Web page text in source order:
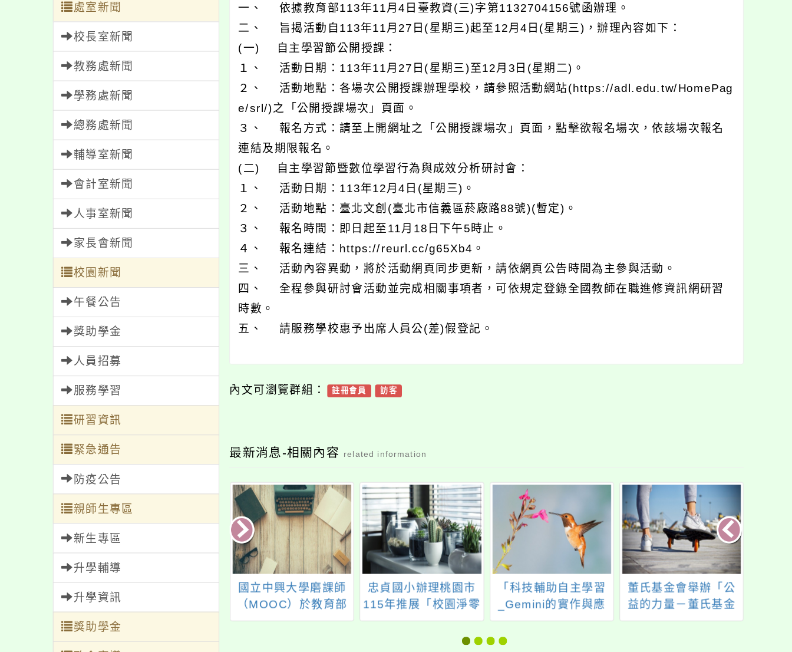
處室新聞
校長室新聞
教務處新聞
學務處新聞
總務處新聞
輔導室新聞
會計室新聞
人事室新聞
家長會新聞
校園新聞
午餐公告
獎助學金
人員招募
服務學習
研習資訊
緊急通告
防疫公告
親師生專區
新生專區
升學輔導
升學資訊
獎助學金
一、 依據教育部113年11月4日臺教資(三)字第1132704156號函辦理。
二、 旨揭活動自113年11月27日(星期三)起至12月4日(星期三)，辦理內容如下：
(一) 自主學習節公開授課：
１、 活動日期：113年11月27日(星期三)至12月3日(星期二)。
２、 活動地點：各場次公開授課辦理學校，請參照活動網站(https://adl.edu.tw/HomePag
e/srl/)之「公開授課場次」頁面。
３、 報名方式：請至上開網址之「公開授課場次」頁面，點擊欲報名場次，依該場次報名
連結及期限報名。
(二) 自主學習節暨數位學習行為與成效分析研討會：
１、 活動日期：113年12月4日(星期三)。
２、 活動地點：臺北文創(臺北市信義區菸廠路88號)(暫定)。
３、 報名時間：即日起至11月18日下午5時止。
４、 報名連結：https://reurl.cc/g65Xb4。
三、 活動內容異動，將於活動網頁同步更新，請依網頁公告時間為主參與活動。
四、 全程參與研討會活動並完成相關事項者，可依規定登錄全國教師在職進修資訊網研習
時數。
五、 請服務學校惠予出席人員公(差)假登記。
內文可瀏覽群組： 註冊會員 訪客
最新消息-相關內容 related information
灣木育的願景
展望發布會
師諮商輔導支持服務
－12月教師線上研習
國立中興大學磨課師
（MOOC）於教育部
磨課師平台辦理線上
忠貞國小辦理桃園市
115年推展「校園淨零
綠生活」教案徵選暨
獎勵計畫，鼓勵貴校
「科技輔助自主學習
_Gemini的實作與應
用」
董氏基金會舉辦「公
益的力量－董氏基金
會40周年論壇」，在